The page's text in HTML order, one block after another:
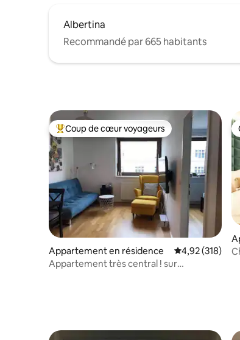
Albertina
Recommandé par 665 habitants
Coups de cœur voyageurs les plus appréciés
Coup de cœur voyageurs
Appartement en résidence Évaluation
4,92 (318)
Appartement très central ! sur